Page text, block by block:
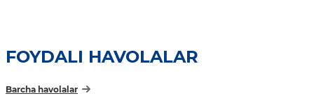
FOYDALI HAVOLALAR
Barcha havolalar